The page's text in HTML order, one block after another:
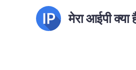
मेरा आईपी क्या